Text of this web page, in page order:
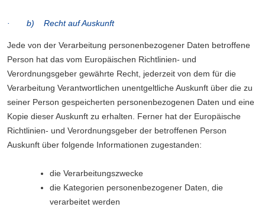
· b) Recht auf Auskunft
Jede von der Verarbeitung personenbezogener Daten betroffene
Person hat das vom Europäischen Richtlinien- und
Verordnungsgeber gewährte Recht, jederzeit von dem für die
Verarbeitung Verantwortlichen unentgeltliche Auskunft über die zu
seiner Person gespeicherten personenbezogenen Daten und eine
Kopie dieser Auskunft zu erhalten. Ferner hat der Europäische
Richtlinien- und Verordnungsgeber der betroffenen Person
Auskunft über folgende Informationen zugestanden:
die Verarbeitungszwecke
die Kategorien personenbezogener Daten, die
verarbeitet werden